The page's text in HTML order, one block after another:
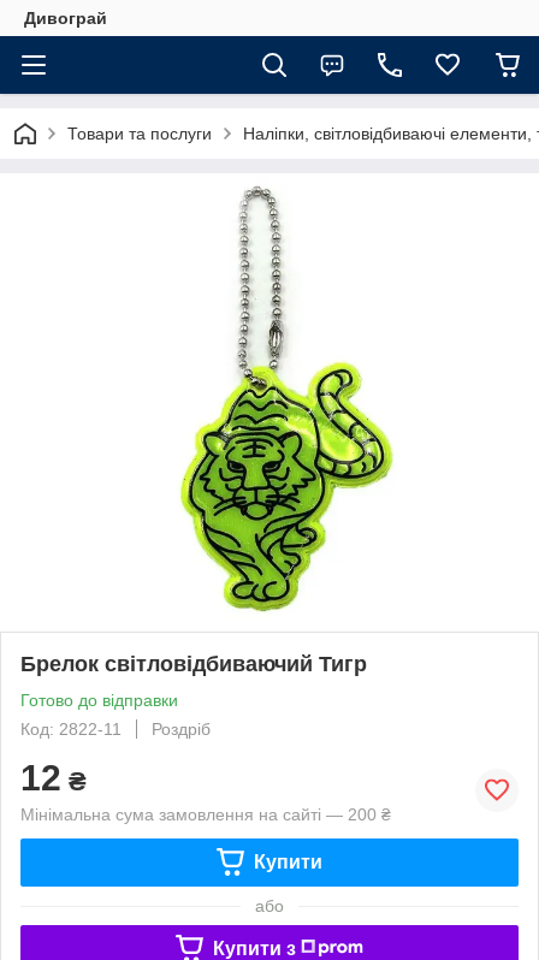
Дивограй
Товари та послуги Наліпки, світловідбиваючі
Брелок світловідбиваючий Тигр
Готово до відправки
Код: 2822-11
Роздріб
12 ₴
Мінімальна сума замовлення на сайті — 200 ₴
Купити
або
Купити з